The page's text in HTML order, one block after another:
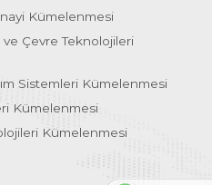
Kümelenmesi
Çevre Teknolojileri
Sistemleri Kümelenmesi
Kümelenmesi
Kümelenmesi